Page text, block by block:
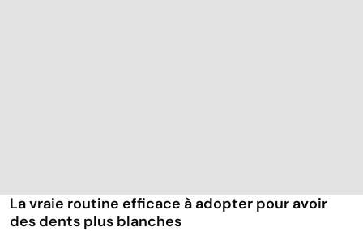
La vraie routine efficace à adopter pour avoir
des dents plus blanches